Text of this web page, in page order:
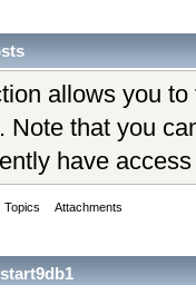
allows you
Note that you
have
Topics Attachments